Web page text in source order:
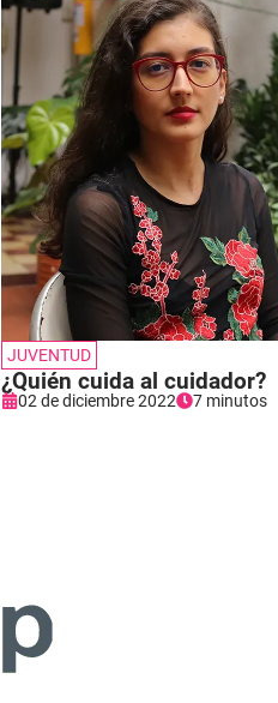
JUVENTUD
¿Quién cuida al cuidador?
02 de diciembre 2022 7 minutos